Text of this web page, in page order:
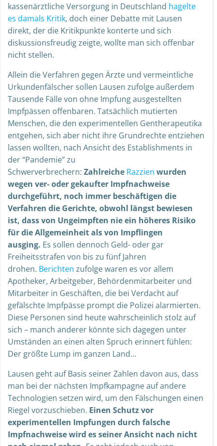
kassenärztliche Versorgung in Deutschland hagelte
es damals Kritik, doch einer Debatte mit Lausen
direkt, der die Kritikpunkte konterte und sich
diskussionsfreudig zeigte, wollte man sich offenbar
nicht stellen.
Allein die Verfahren gegen Ärzte und vermeintliche
Urkundenfälscher sollen Lausen zufolge außerdem
Tausende Fälle von ohne Impfung ausgestellten
Impfpässen offenbaren. Tatsächlich mutierten
Menschen, die den experimentellen Gentherapeutika
entgehen, sich aber nicht ihre Grundrechte entziehen
lassen wollten, nach Ansicht des Establishments in
der “Pandemie” zu
Schwerverbrechern: Zahlreiche Razzien wurden
wegen ver- oder gekaufter Impfnachweise
durchgeführt, noch immer beschäftigen die
Verfahren die Gerichte, obwohl längst bewiesen
ist, dass von Ungeimpften nie ein höheres Risiko
für die Allgemeinheit als von Impflingen
ausging. Es sollen dennoch Geld- oder gar
Freiheitsstrafen von bis zu fünf Jahren
drohen. Berichten zufolge waren es vor allem
Apotheker, Arbeitgeber, Behördenmitarbeiter und
Mitarbeiter in Geschäften, die bei Verdacht auf
gefälschte Impfpässe prompt die Polizei alarmierten.
Diese Personen sind heute wahrscheinlich stolz auf
sich – manch anderer könnte sich dagegen unter
Umständen an einen alten Spruch erinnert fühlen:
Der größte Lump im ganzen Land…
Lausen geht auf Basis seiner Zahlen davon aus, dass
man bei der nächsten Impfkampagne auf andere
Technologien setzen wird, um den Fälschungen einen
Riegel vorzuschieben. Einen Schutz vor
experimentellen Impfungen durch falsche
Impfnachweise wird es seiner Ansicht nach nicht